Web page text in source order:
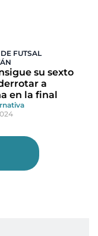
FUTSAL
su sexto
a
en la final